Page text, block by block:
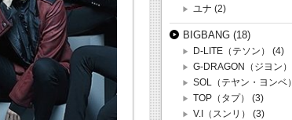
ユナ (2)
BIGBANG (18)
D-LITE（テソン）
(4)
G-DRAGON（ジヨン）
SOL（テヤン・ヨンベ）
TOP（タプ）
(3)
V.I（スンリ）
(3)